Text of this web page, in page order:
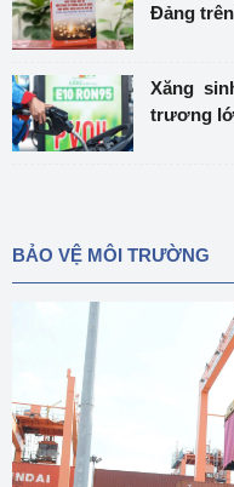
Đảng
Xăng
trương
BẢO VỆ MÔI TRƯỜNG